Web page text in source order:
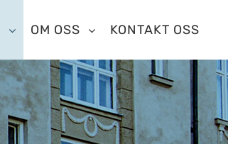
OM OSS KONTAKT OSS